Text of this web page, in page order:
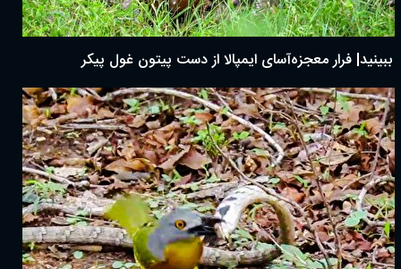
ببینید| فرار معجزه‌آسای ایمپالا از دست پیتون غول پیکر